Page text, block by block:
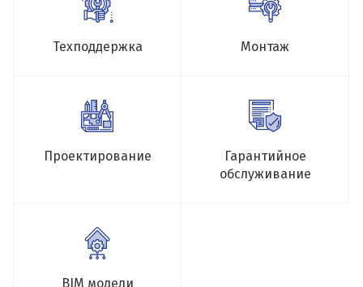
Техподдержка Монтаж
Проектирование
Гарантийное
обслуживание
BIM модели